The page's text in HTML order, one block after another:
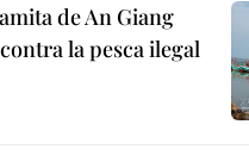
de An Giang
la pesca ilegal